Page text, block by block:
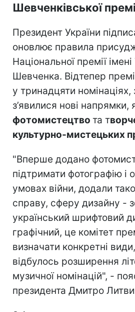
Шевченківської
Президент України
оновлює правила
Національної премії
Шевченка. Відтепер
у тринадцяти номінаціях,
з’явилися нові напрямки,
фотомистецтво та т
культурно-мистецьких
"Вперше додано
підтримати фотографію і
умовах війни, додали
справу, сферу дизайну -
український шрифтовий
графічний, це комітет
визначати конкретні
відбулось розширення
музичної номінацій", -
президента Дмитро